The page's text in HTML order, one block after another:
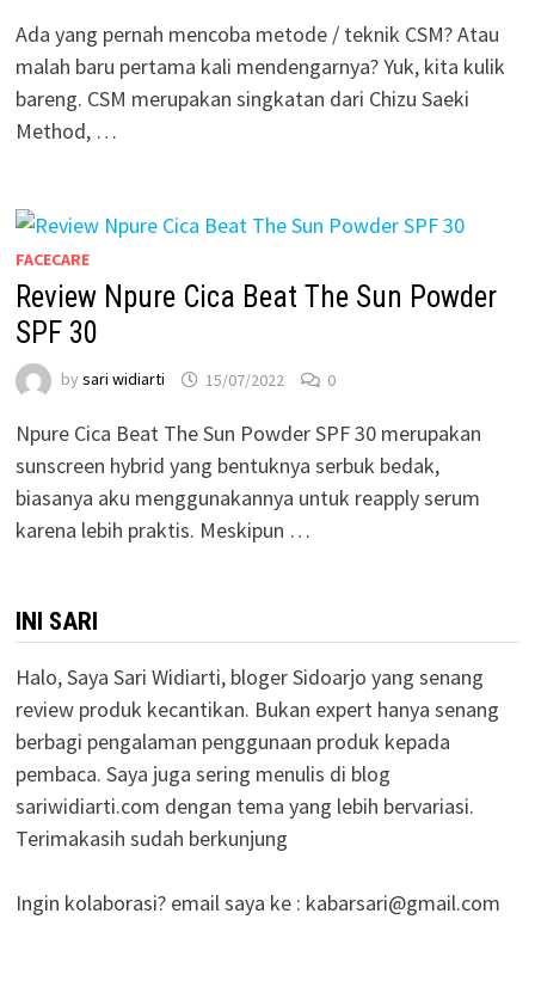
Ada yang pernah mencoba metode / teknik CSM? Atau
malah baru pertama kali mendengarnya? Yuk, kita kulik
bareng. CSM merupakan singkatan dari Chizu Saeki
Method, …
FACECARE
Review Npure Cica Beat The Sun Powder
SPF 30
by sari widiarti 15/07/2022 0
Npure Cica Beat The Sun Powder SPF 30 merupakan
sunscreen hybrid yang bentuknya serbuk bedak,
biasanya aku menggunakannya untuk reapply serum
karena lebih praktis. Meskipun …
INI SARI
Halo, Saya Sari Widiarti, bloger Sidoarjo yang senang
review produk kecantikan. Bukan expert hanya senang
berbagi pengalaman penggunaan produk kepada
pembaca. Saya juga sering menulis di blog
sariwidiarti.com dengan tema yang lebih bervariasi.
Terimakasih sudah berkunjung
Ingin kolaborasi? email saya ke : kabarsari@gmail.com